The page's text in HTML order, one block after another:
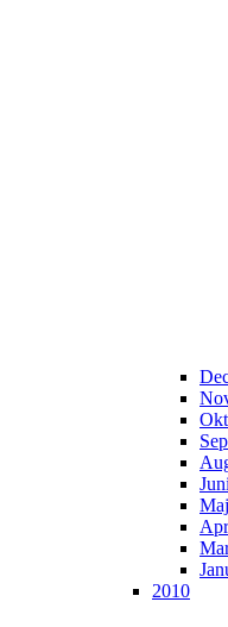
Juni
Maj
2010